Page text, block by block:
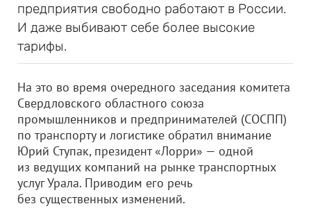
предприятия свободно работают в России.
И даже выбивают себе более высокие
тарифы.
На это во время очередного заседания комитета
Свердловского областного союза
промышленников и предпринимателей (СОСПП)
по транспорту и логистике обратил внимание
Юрий Ступак, президент «Лорри» — одной
из ведущих компаний на рынке транспортных
услуг Урала. Приводим его речь
без существенных изменений.